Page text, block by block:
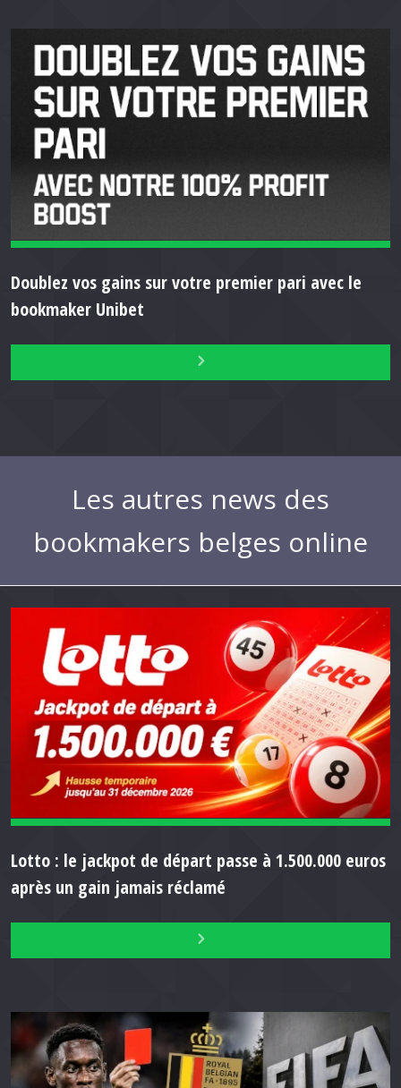
Doublez vos gains sur votre premier pari avec le
bookmaker Unibet
Les autres news des
bookmakers belges online
Lotto : le jackpot de départ passe à 1.500.000 euros
après un gain jamais réclamé